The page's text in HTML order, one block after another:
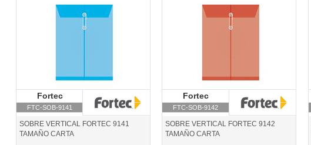
Fortec
FTC-SOB-9141
SOBRE VERTICAL FORTEC 9141
TAMAÑO CARTA
Fortec
FTC-SOB-9142
SOBRE VERTICAL FORTEC 9142
TAMAÑO CARTA